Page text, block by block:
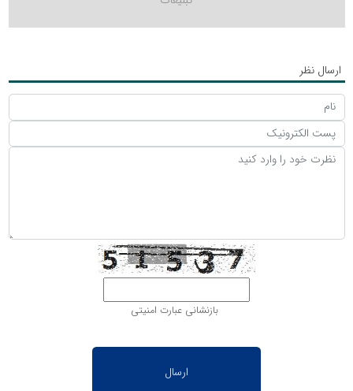
ارسال نظر
بازنشانی عبارت امنیتی